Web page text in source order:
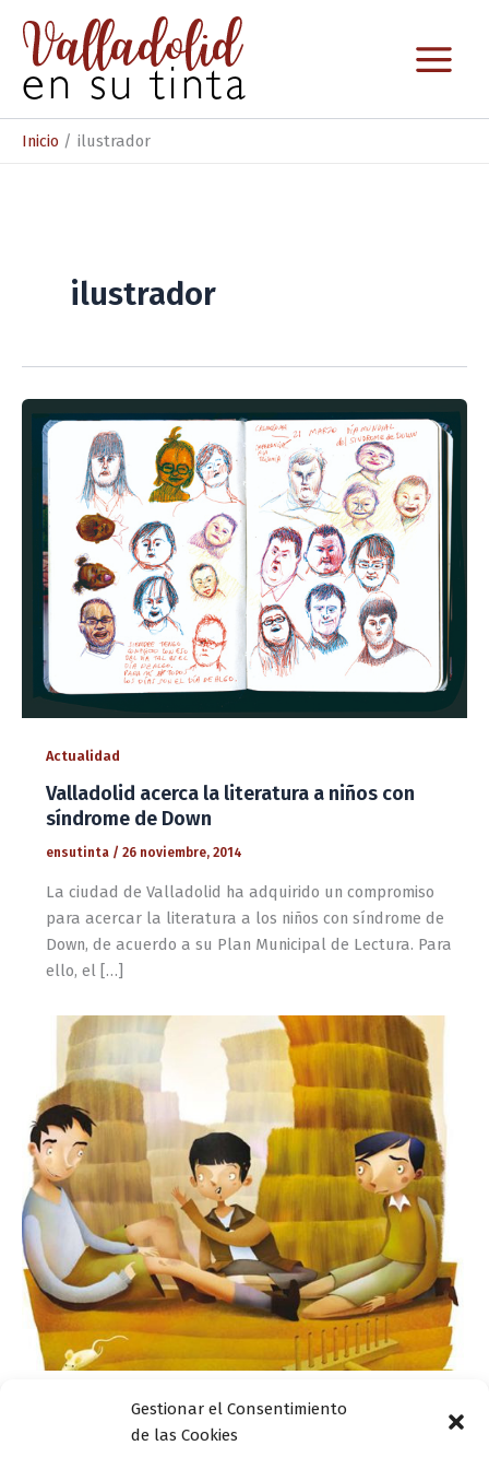
Gestionar el Consentimiento
de las Cookies
contenido
Inicio ilustrador
ilustrador
Actualidad
Valladolid acerca la literatura a niños con
síndrome de Down
ensutinta / 26 noviembre, 2014
La ciudad de Valladolid ha adquirido un compromiso
para acercar la literatura a los niños con síndrome de
Down, de acuerdo a su Plan Municipal de Lectura. Para
ello, el […]
Jesús Aguado dibuja ‘El camino’ para los más